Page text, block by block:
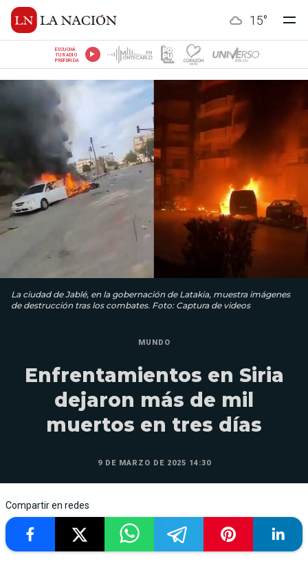
15°
ESCUCHÁ
TU RADIO
PREFERIDA
La ciudad de Jablé, en la gobernación de Latakia, muestra imágenes
de destrucción tras los combates. Foto: Captura de videos
MUNDO
Enfrentamientos en Siria
dejaron más de mil
muertos en tres días
9 DE MARZO DE 2025 14:30
Compartir en redes